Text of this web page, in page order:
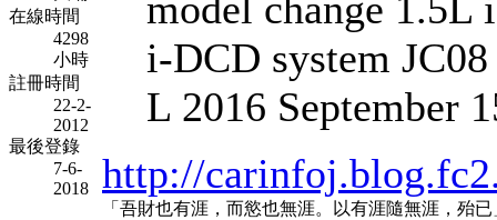
在線時間
4298
小時
註冊時間
22-2-
2012
最後登錄
7-6-
2018
i-DCD system
L 2016 September
http://
「吾財也有涯，而慾也無涯。以有涯隨無涯，殆已